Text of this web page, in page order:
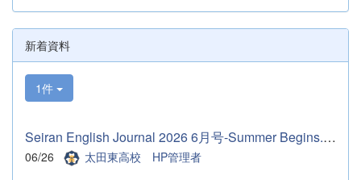
います。 （１年マネージャー 佐久間理
乃）
太田市民会館 （会館案内図）
（駐車場図）
住所：太田市飯塚町２００－１ 電
話：０２７６－５７－８５７７ ３ 対 象 〇令和９
年３月卒業見込みの中学生およびその保護者、中学校教職
員 〇中学校１・２年生およびその保護者
（ただし、令和９年３月卒業見込みの中
拶 （２）学校からの説明
（令和９年度入学者選抜について、
学校概要、進路状況およびキャリア教育について)
新着資料
1件
Seiran English Journal 2026 6月号-Summer Begins.pdf
06/26 太田東高校 HP管理者